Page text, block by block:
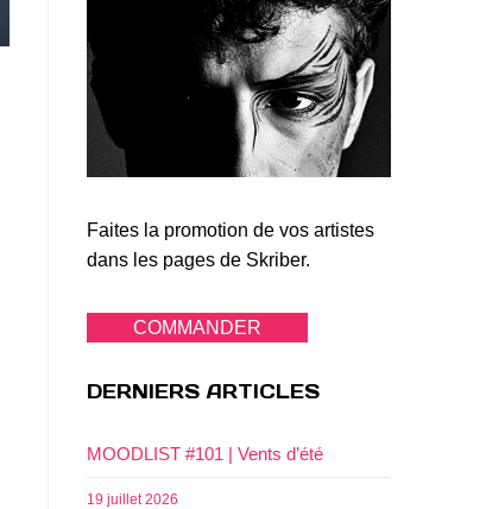
Faites la promotion de vos artistes
dans les pages de Skriber.
COMMANDER
DERNIERS ARTICLES
MOODLIST #101 | Vents d’été
19 juillet 2026